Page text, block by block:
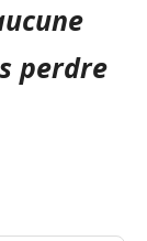
perdre